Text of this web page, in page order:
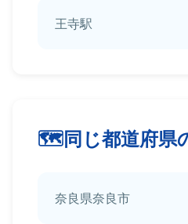
王寺駅
同じ都道府県
奈良県奈良市